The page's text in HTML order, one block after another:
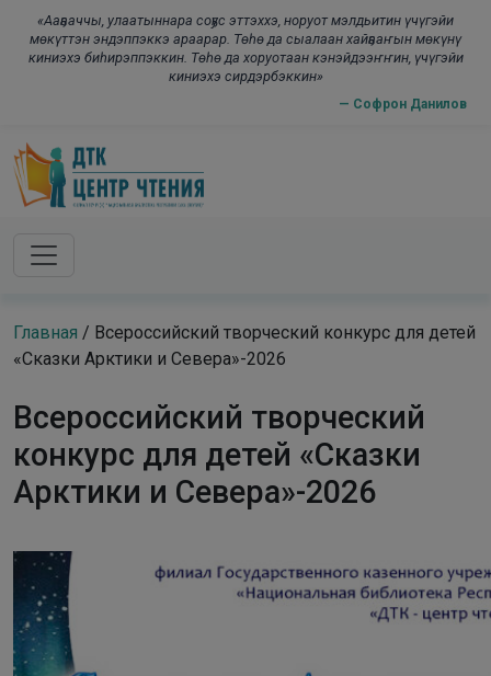
«Ааҕааччы, улаатыннара соҕус эттэххэ, норуот мэлдьитин үчүгэйи
мөкүттэн эндэппэккэ араарар. Төһө да сыалаан хайҕааҥын мөкүнү
киниэхэ биһирэппэккин. Төһө да хоруотаан кэнэйдээҥҥин, үчүгэйи
киниэхэ сирдэрбэккин»
— Софрон Данилов
Skip to main content
Главная / Всероссийский творческий конкурс для детей
«Сказки Арктики и Севера»-2026
Всероссийский творческий
конкурс для детей «Сказки
Арктики и Севера»-2026